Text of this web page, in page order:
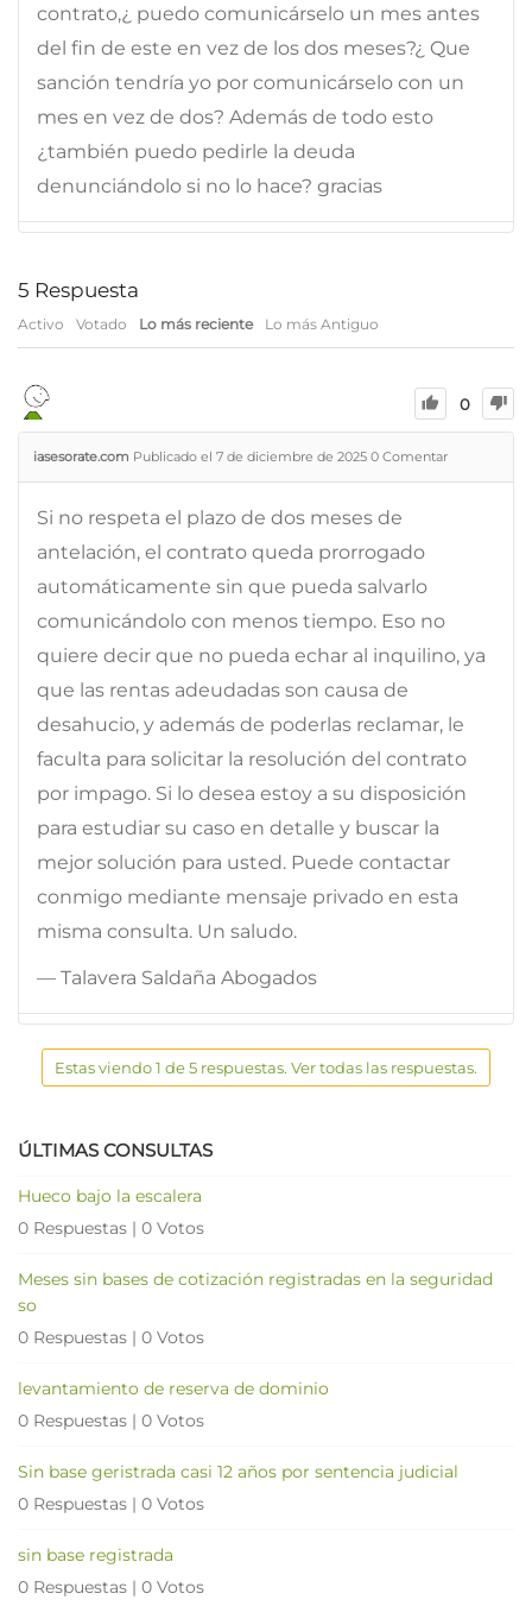
contrato,¿ puedo comunicárselo un mes antes
del fin de este en vez de los dos meses?¿ Que
sanción tendría yo por comunicárselo con un
mes en vez de dos? Además de todo esto
¿también puedo pedirle la deuda
denunciándolo si no lo hace? gracias
5 Respuesta
Activo Votado Lo más reciente Lo más Antiguo
0
iasesorate.com Publicado el 7 de diciembre de 2025 0 Comentar
Si no respeta el plazo de dos meses de
antelación, el contrato queda prorrogado
automáticamente sin que pueda salvarlo
comunicándolo con menos tiempo. Eso no
quiere decir que no pueda echar al inquilino, ya
que las rentas adeudadas son causa de
desahucio, y además de poderlas reclamar, le
faculta para solicitar la resolución del contrato
por impago. Si lo desea estoy a su disposición
para estudiar su caso en detalle y buscar la
mejor solución para usted. Puede contactar
conmigo mediante mensaje privado en esta
misma consulta. Un saludo.
— Talavera Saldaña Abogados
Estas viendo 1 de 5 respuestas. Ver todas las respuestas.
ÚLTIMAS CONSULTAS
Hueco bajo la escalera
0 Respuestas | 0 Votos
Meses sin bases de cotización registradas en la seguridad
so
0 Respuestas | 0 Votos
levantamiento de reserva de dominio
0 Respuestas | 0 Votos
Sin base geristrada casi 12 años por sentencia judicial
0 Respuestas | 0 Votos
sin base registrada
0 Respuestas | 0 Votos